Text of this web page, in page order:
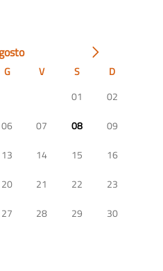
G V S
D
01
02
06 07 08
09
13 14 15
16
20 21 22
23
27 28 29
30